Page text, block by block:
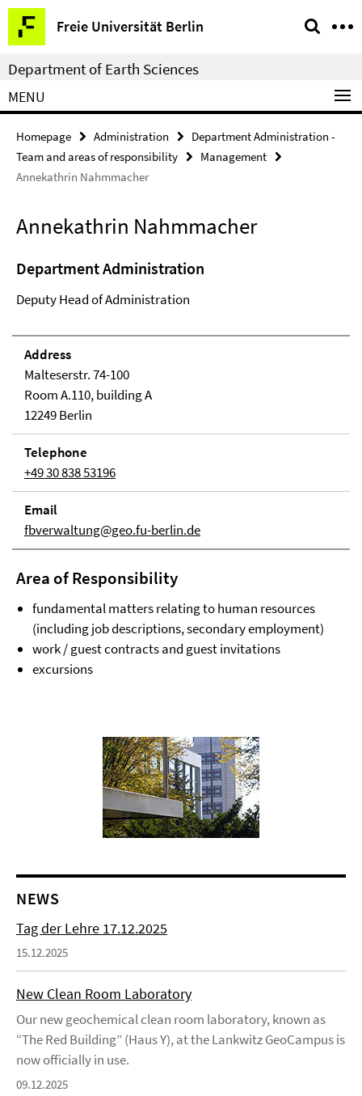
Springe
direkt
zu
Inhalt
Freie Universität Berlin
Service
Navigation
Department of Earth Sciences
MENU
Homepage Administration
Department Administration -
Team and areas of responsibility
Management
Annekathrin Nahmmacher
Annekathrin Nahmmacher
Department Administration
Deputy Head of Administration
Address
Malteserstr. 74-100
Room A.110, building A
12249 Berlin
Telephone
+49 30 838 53196
Email
fbverwaltung@geo.fu-berlin.de
Area of Responsibility
fundamental matters relating to human resources
(including job descriptions, secondary employment)
work / guest contracts and guest invitations
excursions
NEWS
Tag der Lehre 17.12.2025
15.12.2025
New Clean Room Laboratory
Our new geochemical clean room laboratory, known as
“The Red Building” (Haus Y), at the Lankwitz GeoCampus is
now officially in use.
09.12.2025